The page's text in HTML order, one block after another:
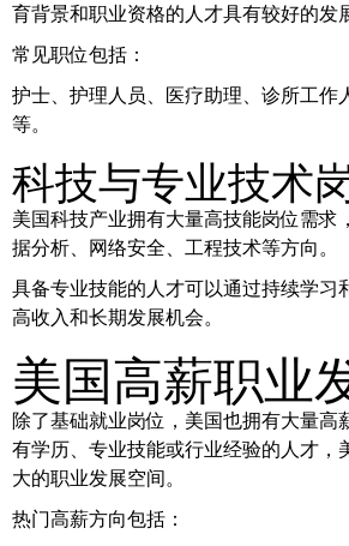
育背景和职业资格的人才具有较好的发
常见职位包括：
护士、护理人员、医疗助理、诊所工作
等。
科技与专业技术
美国科技产业拥有大量高技能岗位需求
据分析、网络安全、工程技术等方向。
具备专业技能的人才可以通过持续学习
高收入和长期发展机会。
美国高薪职业
除了基础就业岗位，美国也拥有大量高
有学历、专业技能或行业经验的人才，
大的职业发展空间。
热门高薪方向包括：